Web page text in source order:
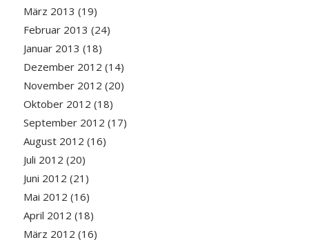
März 2013 (19)
Februar 2013 (24)
Januar 2013 (18)
Dezember 2012 (14)
November 2012 (20)
Oktober 2012 (18)
September 2012 (17)
August 2012 (16)
Juli 2012 (20)
Juni 2012 (21)
Mai 2012 (16)
April 2012 (18)
März 2012 (16)